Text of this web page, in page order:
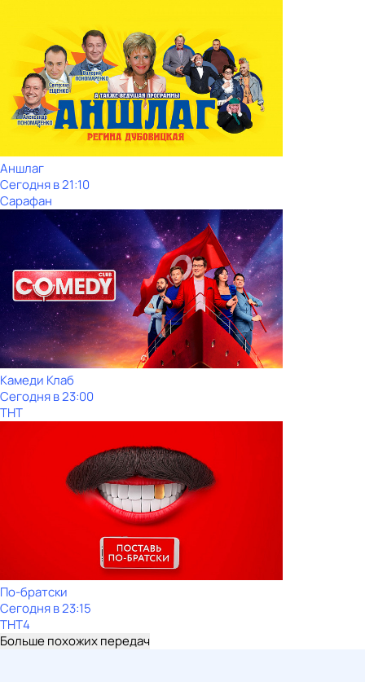
Аншлаг
Сегодня в 21:10
Сарафан
Камeди Клaб
Сегодня в 23:00
ТНТ
По-братски
Сегодня в 23:15
ТНТ4
Больше похожих передач